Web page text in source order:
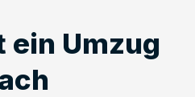
ein Umzug